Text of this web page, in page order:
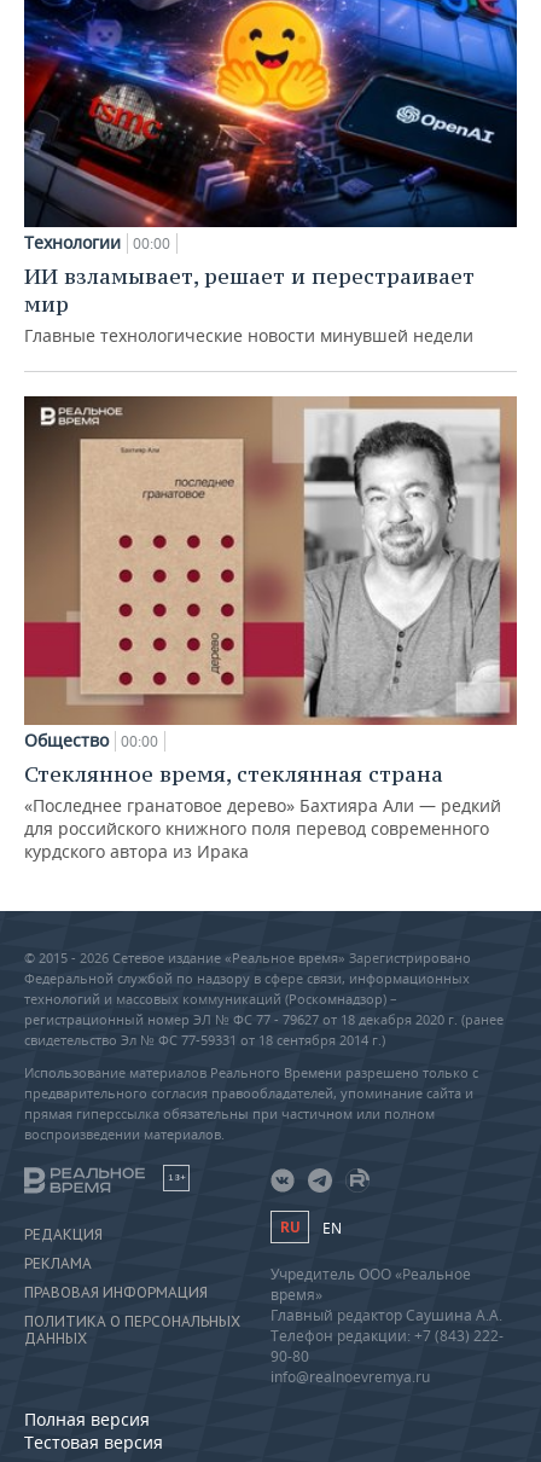
Технологии 00:00
ИИ взламывает, решает и перестраивает
мир
Главные технологические новости минувшей недели
Общество 00:00
Стеклянное время, стеклянная страна
«Последнее гранатовое дерево» Бахтияра Али — редкий
для российского книжного поля перевод современного
курдского автора из Ирака
© 2015 - 2026 Сетевое издание «Реальное время» Зарегистрировано
Федеральной службой по надзору в сфере связи, информационных
технологий и массовых коммуникаций (Роскомнадзор) –
регистрационный номер ЭЛ № ФС 77 - 79627 от 18 декабря 2020 г. (ранее
свидетельство Эл № ФС 77-59331 от 18 сентября 2014 г.)
Использование материалов Реального Времени разрешено только с
предварительного согласия правообладателей, упоминание сайта и
прямая гиперссылка обязательны при частичном или полном
воспроизведении материалов.
18+
РЕДАКЦИЯ
РЕКЛАМА
ПРАВОВАЯ ИНФОРМАЦИЯ
ПОЛИТИКА О ПЕРСОНАЛЬНЫХ
ДАННЫХ
Полная версия
Тестовая версия
RU EN
Учредитель ООО «Реальное
время»
Главный редактор Саушина А.А.
Телефон редакции: +7 (843) 222-
90-80
info@realnoevremya.ru